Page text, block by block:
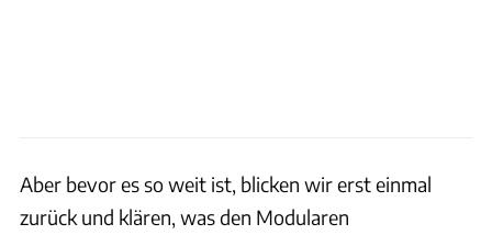
Aber bevor es so weit ist, blicken wir erst einmal
zurück und klären, was den Modularen